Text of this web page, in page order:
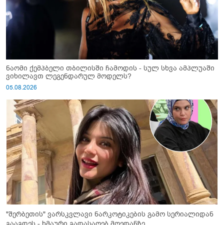
ნაომი ქემპბელი თბილისში ჩამოდის - სულ სხვა ამპლუაში
ვიხილავთ ლეგენდარულ მოდელს?
05.08.2026
"შერბეთის" ვარსკვლავი ნარკოტიკების გამო სერიალიდან